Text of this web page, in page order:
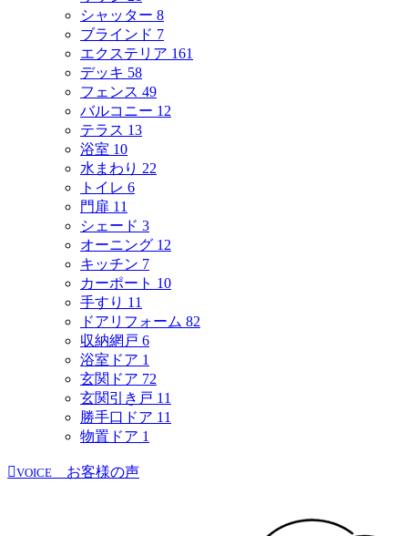
シャッター 8
ブラインド 7
エクステリア 161
デッキ 58
フェンス 49
バルコニー 12
テラス 13
浴室 10
水まわり 22
トイレ 6
門扉 11
シェード 3
オーニング 12
キッチン 7
カーポート 10
手すり 11
ドアリフォーム 82
収納網戸 6
浴室ドア 1
玄関ドア 72
玄関引き戸 11
勝手口ドア 11
物置ドア 1
VOICE お客様の声